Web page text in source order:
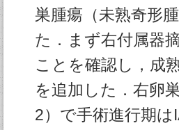
巣腫瘍（未熟奇形
た．まず右付属器
ことを確認し，成
を追加した．右卵
2）で手術進行期